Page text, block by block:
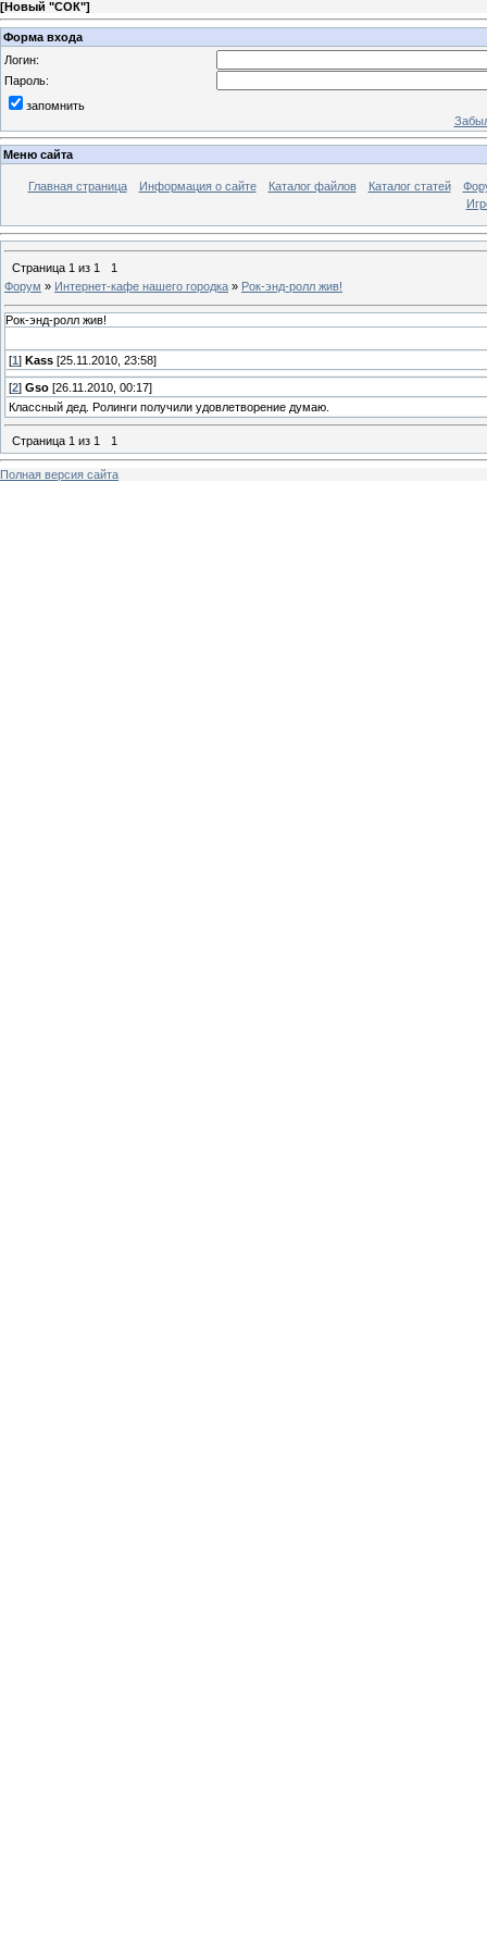
[Новый "СОК"]
Форма входа
Логин:
Пароль:
запомнить
Меню сайта
Главная страница Информация о сайте Каталог файлов Каталог статей
Страница 1 из 1
1
Форум » Интернет-кафе нашего городка » Рок-энд-ролл жив!
Рок-энд-ролл жив!
[1 ] Kass [25.11.2010, 23:58]
[2] Gso [26.11.2010, 00:17]
Классный дед. Ролинги получили удовлетворение думаю.
Страница 1 из 1 1
Полная версия сайта